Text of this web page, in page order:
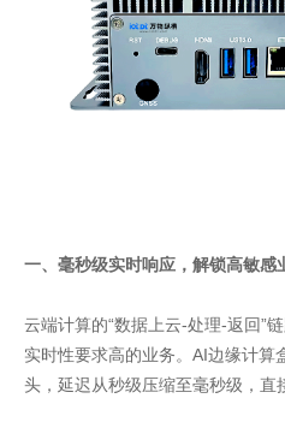
一、毫秒级实时响应，解锁高敏感
云端计算的“数据上云-处理-返回”
实时性要求高的业务。AI边缘计算
头，延迟从秒级压缩至毫秒级，直